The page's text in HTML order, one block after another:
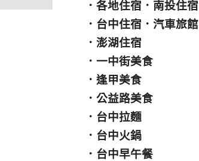
．各地住宿 ． 南投住宿
． 台中住宿 ．汽車旅館
．澎湖住宿
．一中街美食
．逢甲美食
．公益路美食
． 台中拉麵
． 台中火鍋
． 台中早午餐